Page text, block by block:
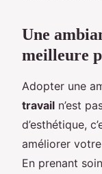
Une
meilleure
Adopter une
travail n’est
d’esthétique,
améliorer votre
En prenant